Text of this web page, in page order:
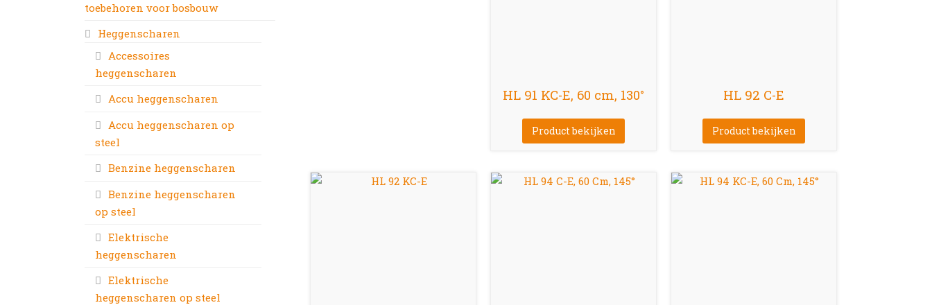
HL 91 KC-E, 60 cm, 130°
Product bekijken
HL 92 C-E
Product bekijken
toebehoren voor bosbouw
Heggenscharen
Accessoires
heggenscharen
Accu heggenscharen
Accu heggenscharen op
steel
Benzine heggenscharen
Benzine heggenscharen
op steel
Elektrische
heggenscharen
Elektrische
heggenscharen op steel